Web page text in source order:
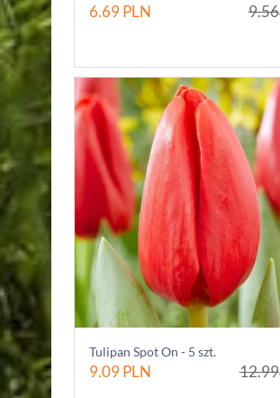
6.69PLN 9.56
Tulipan Spot On - 5 szt.
9.09PLN 12.99